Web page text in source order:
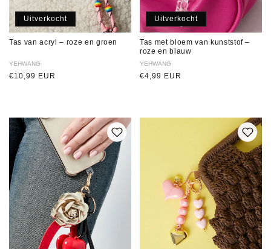
Uitverkocht
Tas van acryl – roze en groen
Verkoper:
YEHWANG
Normale
€10,99 EUR
Uitverkocht
Tas met bloem van kunststof –
roze en blauw
Verkoper:
YEHWANG
Normale
€4,99 EUR